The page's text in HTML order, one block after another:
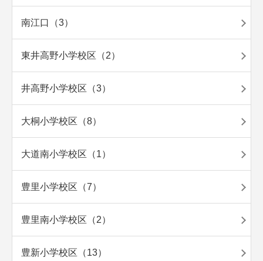
南江口（3）
東井高野小学校区（2）
井高野小学校区（3）
大桐小学校区（8）
大道南小学校区（1）
豊里小学校区（7）
豊里南小学校区（2）
豊新小学校区（13）